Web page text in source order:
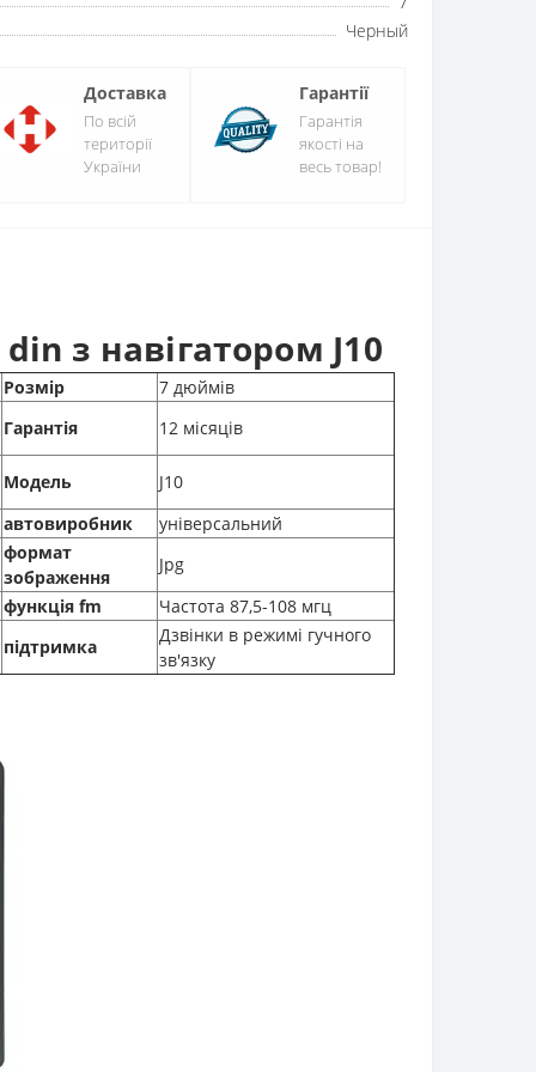
Черный
Доставка
По всій
території
України
Гарантії
Гарантія
якості на
весь товар!
з навігатором J10
Розмір
7 дюймів
Гарантія
12 місяців
Модель
J10
автовиробник
універсальний
формат
зображення
Jpg
функція fm
Частота 87,5-108 мгц
підтримка
Дзвінки в режимі гучного
зв'язку